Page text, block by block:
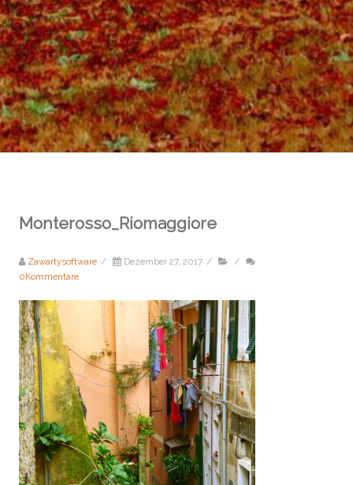
Monterosso_Riomaggiore
Zawartysoftware / Dezember 27, 2017 /
/
0Kommentare